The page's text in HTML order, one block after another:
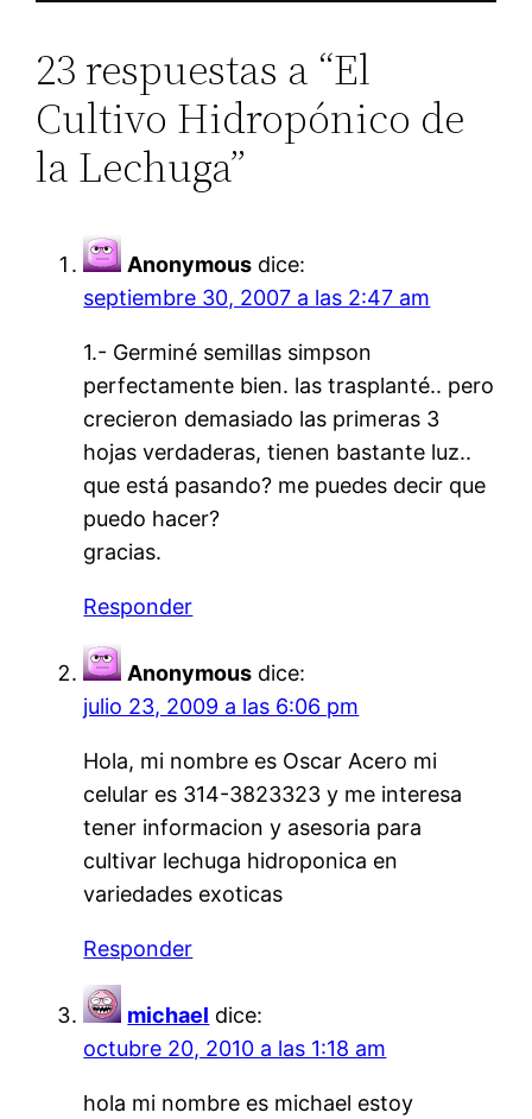
23 respuestas a “El
Cultivo Hidropónico de
la Lechuga”
Anonymous dice:
septiembre 30, 2007 a las 2:47 am
1.- Germiné semillas simpson
perfectamente bien. las trasplanté.. pero
crecieron demasiado las primeras 3
hojas verdaderas, tienen bastante luz..
que está pasando? me puedes decir que
puedo hacer?
gracias.
Responder
Anonymous dice:
julio 23, 2009 a las 6:06 pm
Hola, mi nombre es Oscar Acero mi
celular es 314-3823323 y me interesa
tener informacion y asesoria para
cultivar lechuga hidroponica en
variedades exoticas
Responder
michael dice:
octubre 20, 2010 a las 1:18 am
hola mi nombre es michael estoy